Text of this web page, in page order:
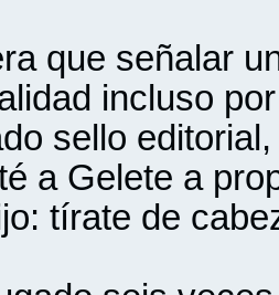
que señalar
incluso
sello
a Gelete a
tírate de